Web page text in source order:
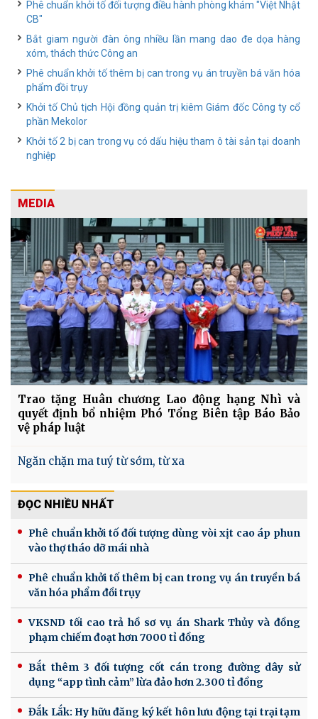
Phê chuẩn khởi tố đối tượng điều hành phòng khám "Việt Nhật
CB"
Bắt giam người đàn ông nhiều lần mang dao đe dọa hàng
xóm, thách thức Công an
Phê chuẩn khởi tố thêm bị can trong vụ án truyền bá văn hóa
phẩm đồi trụy
Khởi tố Chủ tịch Hội đồng quản trị kiêm Giám đốc Công ty cổ
phần Mekolor
Khởi tố 2 bị can trong vụ có dấu hiệu tham ô tài sản tại doanh
nghiệp
MEDIA
Trao tặng Huân chương Lao động hạng Nhì và
quyết định bổ nhiệm Phó Tổng Biên tập Báo Bảo
vệ pháp luật
Ngăn chặn ma tuý từ sớm, từ xa
ĐỌC NHIỀU NHẤT
Phê chuẩn khởi tố đối tượng dùng vòi xịt cao áp phun
vào thợ tháo dỡ mái nhà
Phê chuẩn khởi tố thêm bị can trong vụ án truyền bá
văn hóa phẩm đồi trụy
VKSND tối cao trả hồ sơ vụ án Shark Thủy và đồng
phạm chiếm đoạt hơn 7000 tỉ đồng
Bắt thêm 3 đối tượng cốt cán trong đường dây sử
dụng “app tình cảm” lừa đảo hơn 2.300 tỉ đồng
Đắk Lắk: Hy hữu đăng ký kết hôn lưu động tại trại tạm